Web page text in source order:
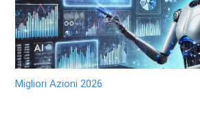
Migliori Azioni 2026